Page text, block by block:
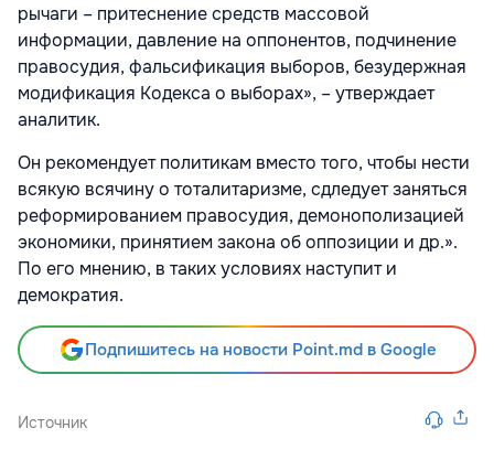
рычаги – притеснение средств массовой
информации, давление на оппонентов, подчинение
правосудия, фальсификация выборов, безудержная
модификация Кодекса о выборах», – утверждает
аналитик.
Он рекомендует политикам вместо того, чтобы нести
всякую всячину о тоталитаризме, сдледует заняться
реформированием правосудия, демонополизацией
экономики, принятием закона об оппозиции и др.».
По его мнению, в таких условиях наступит и
демократия.
Подпишитесь на новости Point.md в Google
Источник